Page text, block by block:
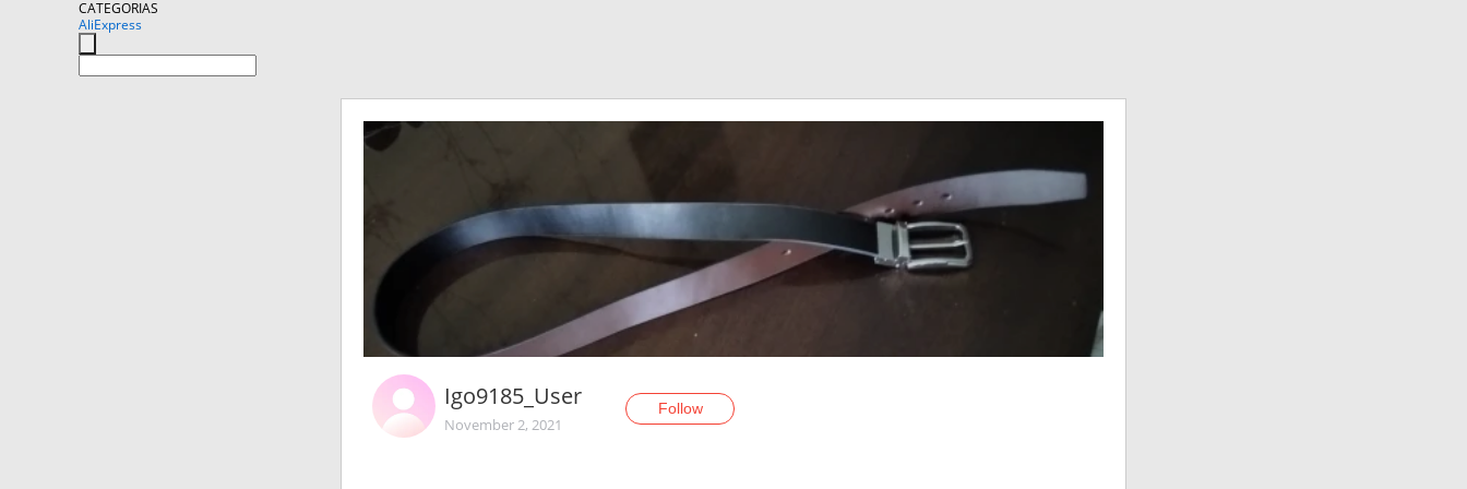
CATEGORIAS
AliExpress
Igo9185_User
November 2, 2021
Follow